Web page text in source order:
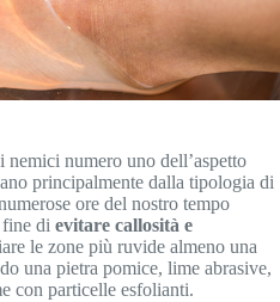
numero uno dell’aspetto
principalmente dalla tipologia di
ore del nostro tempo
di evitare callosità e
le zone più ruvide almeno una
una pietra pomice, lime abrasive,
con particelle esfolianti.